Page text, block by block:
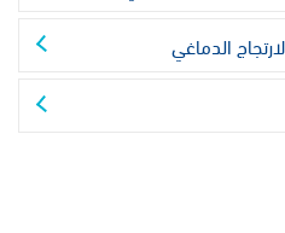
الدماغي